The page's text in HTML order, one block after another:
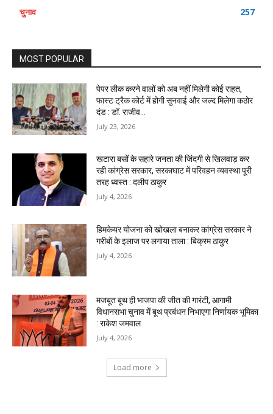
चुनाव
257
MOST POPULAR
पेपर लीक करने वालों को अब नहीं मिलेगी कोई राहत,
फास्ट ट्रैक कोर्ट में होगी सुनवाई और जल्द मिलेगा कठोर
दंड : डॉ. राजीव...
July 23, 2026
खटारा बसों के सहारे जनता की जिंदगी से खिलवाड़ कर
रही कांग्रेस सरकार, सरकाघाट में परिवहन व्यवस्था पूरी
तरह ध्वस्त : दलीप ठाकुर
July 4, 2026
हिमकेयर योजना को खोखला बनाकर कांग्रेस सरकार ने
गरीबों के इलाज पर लगाया ताला : बिक्रम ठाकुर
July 4, 2026
मजबूत बूथ ही भाजपा की जीत की गारंटी, आगामी
विधानसभा चुनाव में बूथ प्रबंधन निभाएगा निर्णायक भूमिका
: राकेश जमवाल
July 4, 2026
Load more